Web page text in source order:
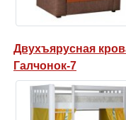
Двухъярусная
Галчонок-7